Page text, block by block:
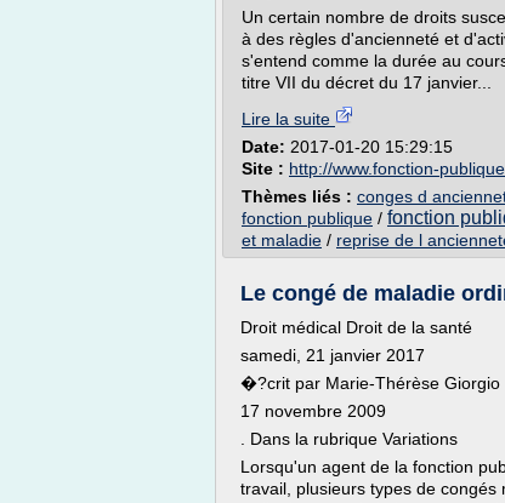
Un certain nombre de droits
à des règles d'ancienneté et
s'entend comme la durée au
titre VII du décret du 17 janvier...
Lire la suite
Date: 2017-01-20 15:29:15
Site : http://www.fonction-
Thèmes liés : conges d
fonction publique / fonction
et maladie / reprise de l
Le congé de maladie
Droit médical Droit de la santé
samedi, 21 janvier 2017
�?crit par Marie-Thérèse Giorgio
17 novembre 2009
. Dans la rubrique Variations
Lorsqu'un agent de la fonction
travail, plusieurs types de